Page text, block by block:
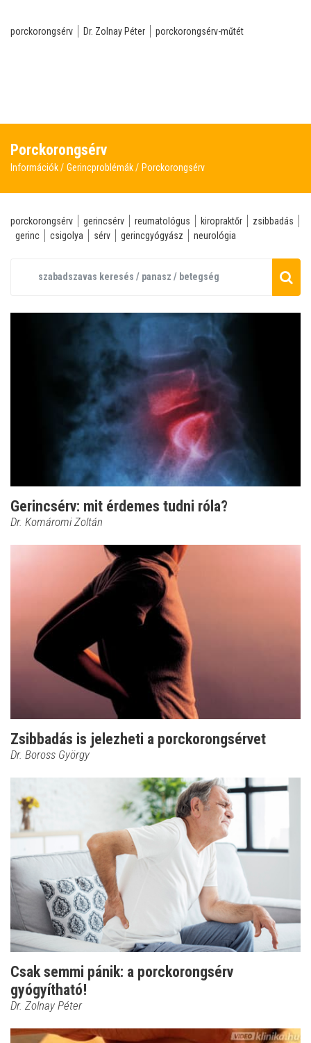
porckorongsérv Dr. Zolnay Péter porckorongsérv-műtét
Porckorongsérv
Információk Gerincproblémák Porckorongsérv
porckorongsérv gerincsérv reumatológus kiropraktőr
zsibbadás
gerinc
csigolya sérv gerincgyógyász neurológia
Gerincsérv: mit érdemes tudni róla?
Dr. Komáromi Zoltán
Zsibbadás is jelezheti a porckorongsérvet
Dr. Boross György
Csak semmi pánik: a porckorongsérv
gyógyítható!
Dr. Zolnay Péter